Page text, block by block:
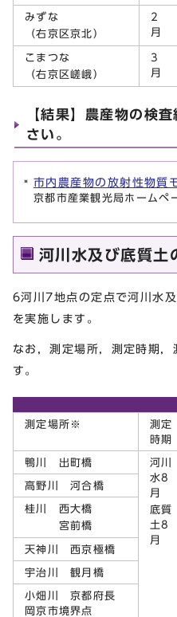
みずな
（右京区京北）
2
月
こまつな
（右京区嵯峨）
3
月
【結果】農産物の検
さい。
市内農産物の放射性物質
京都市産業観光局ホームペ
河川水及び底質土
6河川7地点の定点で河川水
を実施します。
なお，測定場所，測定時期
す。
測定場所 ※
測定
時期
鴨川 出町橋
河川
水8
月
底質
土8
月
高野川 河合橋
桂川 西大橋
宮前橋
天神川 西京極橋
宇治川 観月橋
小畑川 京都府長
岡京市境界点